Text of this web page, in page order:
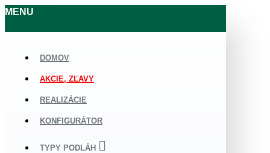
MENU
DOMOV
AKCIE, ZĽAVY
REALIZÁCIE
KONFIGURÁTOR
TYPY PODLÁH